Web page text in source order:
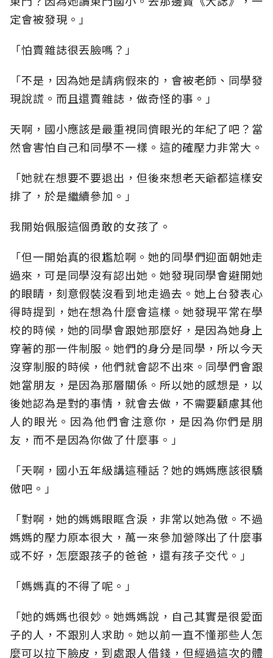
定會被發現。」
「怕賣雜誌很丟臉嗎？」
「不是，因為她是請病假來的，會被老師、同學發
現說謊。而且還賣雜誌，做奇怪的事。」
天啊，國小應該是最重視同儕眼光的年紀了吧？當
然會害怕自己和同學不一樣。這的確壓力非常大。
「她就在想要不要退出，但後來想老天爺都這樣安
排了，於是繼續參加。」
我開始佩服這個勇敢的女孩了。
「但一開始真的很尷尬啊。她的同學們迎面朝她走
過來，可是同學沒有認出她。她發現同學會避開她
的眼睛，刻意假裝沒看到地走過去。她上台發表心
得時提到，她在想為什麼會這樣。她發現平常在學
校的時候，她的同學會跟她那麼好，是因為她身上
穿著的那一件制服。她們的身分是同學，所以今天
沒穿制服的時候，他們就會認不出來。同學們會跟
她當朋友，是因為那層關係。所以她的感想是，以
後她認為是對的事情，就會去做，不需要顧慮其他
人的眼光。因為他們會注意你，是因為你們是朋
友，而不是因為你做了什麼事。」
「天啊，國小五年級講這種話？她的媽媽應該很驕
傲吧。」
「對啊，她的媽媽眼眶含淚，非常以她為傲。不過
媽媽的壓力原本很大，萬一來參加營隊出了什麼事
或不好，怎麼跟孩子的爸爸，還有孩子交代。」
「媽媽真的不得了呢。」
「她的媽媽也很妙。她媽媽說，自己其實是很愛面
子的人，不跟別人求助。她以前一直不懂那些人怎
麼可以拉下臉皮，到處跟人借錢，但經過這次的體